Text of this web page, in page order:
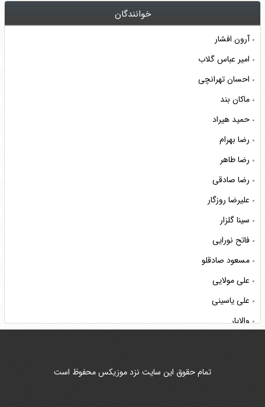
خوانندگان
آرون افشار
امیر عباس گلاب
احسان تهرانچی
ماکان بند
حمید هیراد
رضا بهرام
رضا طاهر
رضا صادقی
علیرضا روزگار
سینا گلزار
فاتح نورایی
مسعود صادقلو
علی مولایی
علی یاسینی
والایار
تمام حقوق این سایت نزد موزیکس محفوظ است